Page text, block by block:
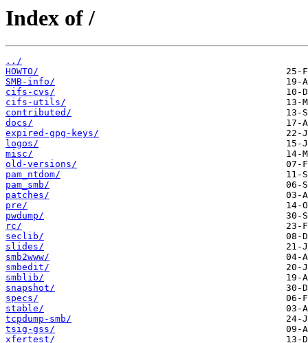
Index of /
../
HOWTO/
SMB-info/
cifs-cvs/
cifs-utils/
contributed/
docs/
expired-gpg-keys/
logos/
misc/
old-versions/
pam_ntdom/
pam_smb/
patches/
pre/
pwdump/
rc/
seclib/
slides/
smb2www/
smbedit/
smblib/
snapshot/
specs/
stable/
tcpdump-smb/
tsig-gss/
xfertest/